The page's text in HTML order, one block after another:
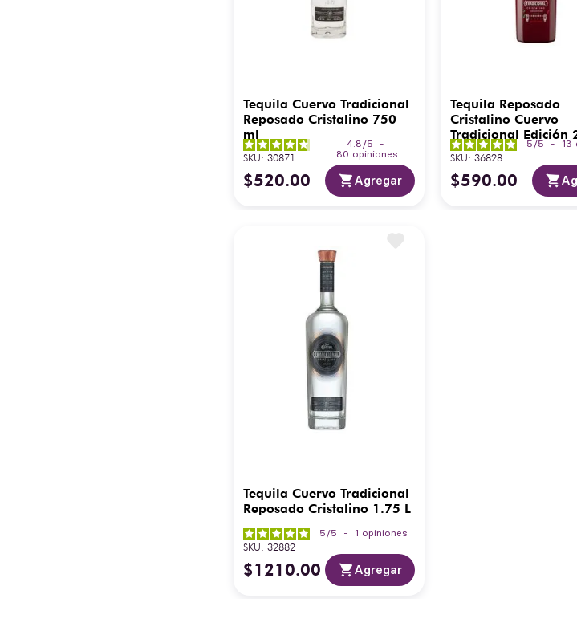
Tequila Cuervo Tradicional
Reposado Cristalino 750
ml
4.8 /5
-
80 opiniones
SKU:30871
$520.00 Agregar
Tequila Reposado
Cristalino Cuervo
Tradicional Edición
750 ml
5 /5 - 13
SKU:36828
$590.00
Tequila Cuervo Tradicional
Reposado Cristalino 1.75 L
5 /5 - 1 opiniones
SKU:32882
$1210.00 Agregar